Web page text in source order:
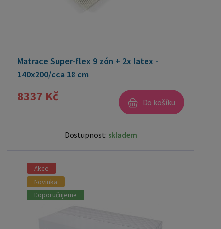
Matrace Super-flex 9 zón + 2x latex -
140x200/cca 18 cm
8337 Kč Do košíku
Dostupnost: skladem
Akce
Novinka
Doporučujeme